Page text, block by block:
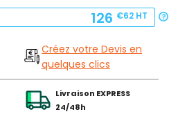
126 €62 HT
Créez votre Devis en
quelques clics
Livraison EXPRESS
24/48h